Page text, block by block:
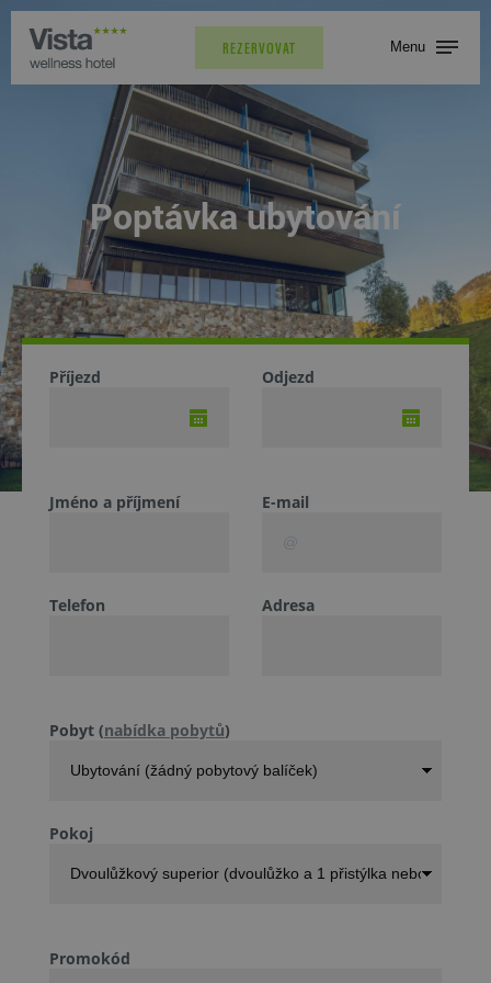
REZERVOVAT
Dárkové poukazy
Resort Dolní Morava
Menu
Poptávka ubytování
Příjezd Odjezd
Jméno a příjmení E-mail
Telefon Adresa
Pobyt (nabídka pobytů)
Pokoj
Promokód